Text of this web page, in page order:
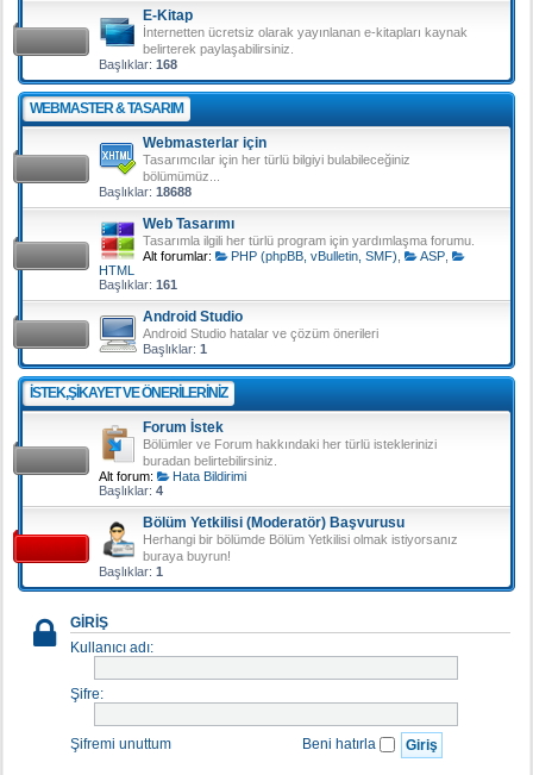
E-Kitap
İnternetten ücretsiz olarak yayınlanan e-kitapları kaynak
belirterek paylaşabilirsiniz.
Başlıklar: 168
WEBMASTER & TASARIM
Webmasterlar için
Tasarımcılar için her türlü bilgiyi bulabileceğiniz
bölümümüz...
Başlıklar: 18688
Web Tasarımı
Tasarımla ilgili her türlü program için yardımlaşma forumu.
Alt forumlar:
PHP (phpBB, vBulletin, SMF) ASP,
HTML
Başlıklar: 161
Android Studio
Android Studio hatalar ve çözüm önerileri
Başlıklar: 1
İSTEK,ŞIKAYET VE ÖNERILERINIZ
Forum İstek
Bölümler ve Forum hakkındaki her türlü isteklerinizi
buradan belirtebilirsiniz.
Alt forum:
Hata Bildirimi
Başlıklar: 4
Bölüm Yetkilisi (Moderatör) Başvurusu
Herhangi bir bölümde Bölüm Yetkilisi olmak istiyorsanız
buraya buyrun!
Başlıklar: 1
GIRIŞ
Kullanıcı adı:
Şifre:
Şifremi unuttum Beni hatırla